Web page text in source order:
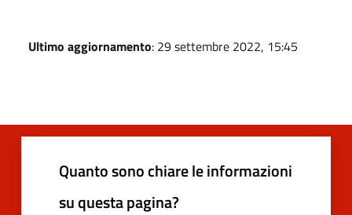
Ultimo aggiornamento: 29 settembre 2022, 15:45
Quanto sono chiare le informazioni
su questa pagina?